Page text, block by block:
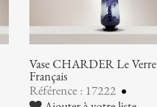
Vase CHARDER Le Verre
Français
Référence : 17222